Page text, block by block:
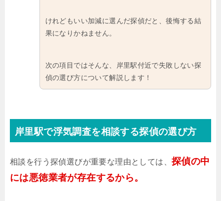
けれどもいい加減に選んだ探偵だと、後悔する結
果になりかねません。
次の項目ではそんな、岸里駅付近で失敗しない探
偵の選び方について解説します！
岸里駅で浮気調査を相談する探偵の選び方
相談を行う探偵選びが重要な理由としては、 探偵の中
には悪徳業者が存在するから。